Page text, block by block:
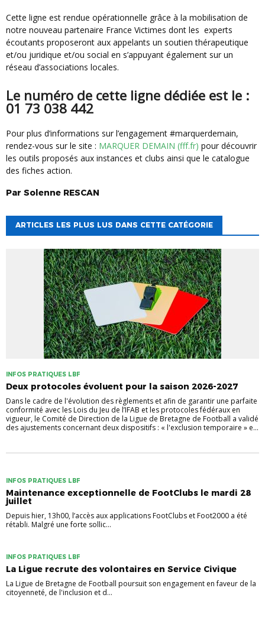
Cette ligne est rendue opérationnelle grâce à la mobilisation de
notre nouveau partenaire France Victimes dont les experts
écoutants proposeront aux appelants un soutien thérapeutique
et/ou juridique et/ou social en s’appuyant également sur un
réseau d’associations locales.
Le numéro de cette ligne dédiée est le :
01 73 038 442
Pour plus d’informations sur l’engagement #marquerdemain,
rendez-vous sur le site : MARQUER DEMAIN (fff.fr) pour découvrir
les outils proposés aux instances et clubs ainsi que le catalogue
des fiches action.
Par Solenne RESCAN
ARTICLES LES PLUS LUS DANS CETTE CATÉGORIE
INFOS PRATIQUES LBF
Deux protocoles évoluent pour la saison 2026-2027
Dans le cadre de l'évolution des règlements et afin de garantir une parfaite
conformité avec les Lois du Jeu de l’IFAB et les protocoles fédéraux en
vigueur, le Comité de Direction de la Ligue de Bretagne de Football a validé
des ajustements concernant deux dispositifs : « l'exclusion temporaire » e...
INFOS PRATIQUES LBF
Maintenance exceptionnelle de FootClubs le mardi 28
juillet
Depuis hier, 13h00, l’accès aux applications FootClubs et Foot2000 a été
rétabli. Malgré une forte sollic...
INFOS PRATIQUES LBF
La Ligue recrute des volontaires en Service Civique
La Ligue de Bretagne de Football poursuit son engagement en faveur de la
citoyenneté, de l'inclusion et d...